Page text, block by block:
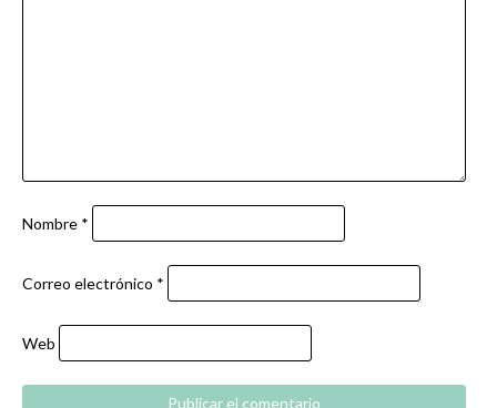
Nombre *
Correo electrónico *
Web